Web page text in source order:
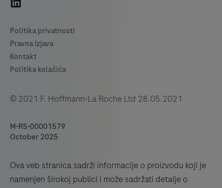
© 2021 F. Hoffmann-La Roche Ltd 28.05.2021
M-RS-00001579
October 2025
Ova veb stranica sadrži informacije o proizvodu koji je
namenjen širokoj publici i može sadržati detalje o